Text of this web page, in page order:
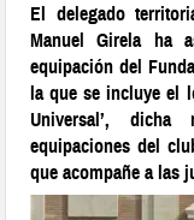
El delegado
Manuel Girelaha
equipación del
la que se incluye el
Universal’, dicha
equipaciones del
que acompañe a las